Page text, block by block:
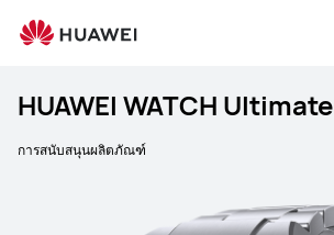
HUAWEI WATCH Ultimate
การสนับสนุนผลิตภัณฑ์